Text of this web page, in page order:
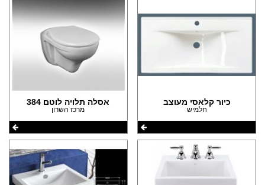
כיור קלאסי מעוצב
חלמיש
אסלה תלויה לוטם 384
מרכז השרון